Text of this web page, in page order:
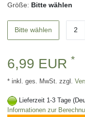
Größe: Bitte wählen
Bitte wählen 2
6,99 EUR *
* inkl. ges. MwSt. zzgl.
Lieferzeit 1-3 Tage
Informationen zur